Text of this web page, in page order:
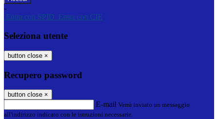
-
Entra con SPID Entra con CIE
Seleziona utente
button close ×
Recupero password
button close ×
E-mail Verrà inviato un messaggio
all'indirizzo indicato con le istruzioni necessarie.